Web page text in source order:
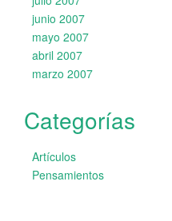
junio 2007
mayo 2007
abril 2007
marzo 2007
Categorías
Artículos
Pensamientos